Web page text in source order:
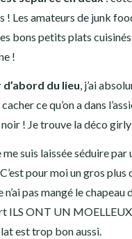
! Les amateurs de junk
bons petits plats
!
du lieu, j’ai
ce qu’on a dans
! Je trouve la déco
suis laissée séduire
pour moi un gros plus
n’ai pas mangé le
ILS ONT UN
est trop bon aussi.